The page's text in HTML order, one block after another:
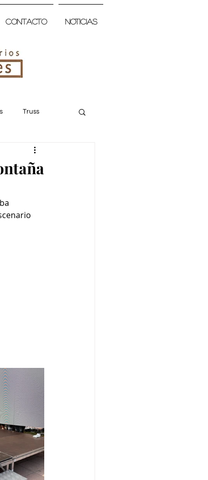
Contacto Noticias
Truss